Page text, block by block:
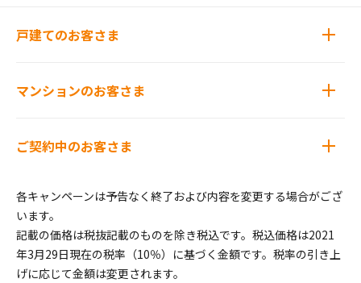
戸建てのお客さま
マンションのお客さま
ご契約中のお客さま
各キャンペーンは予告なく終了および内容を変更する場合がござ
います。
記載の価格は税抜記載のものを除き税込です。税込価格は2021
年3月29日現在の税率（10％）に基づく金額です。税率の引き上
げに応じて金額は変更されます。